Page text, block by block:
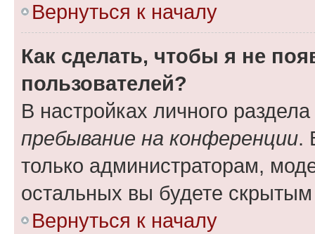
Вернуться к началу
Как сделать, чтобы я не
пользователей?
В настройках личного
пребывание на конференции.
только администраторам,
остальных вы будете
Вернуться к началу